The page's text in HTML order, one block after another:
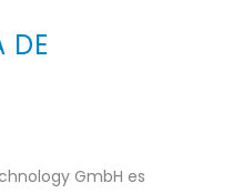
DE
GmbH es